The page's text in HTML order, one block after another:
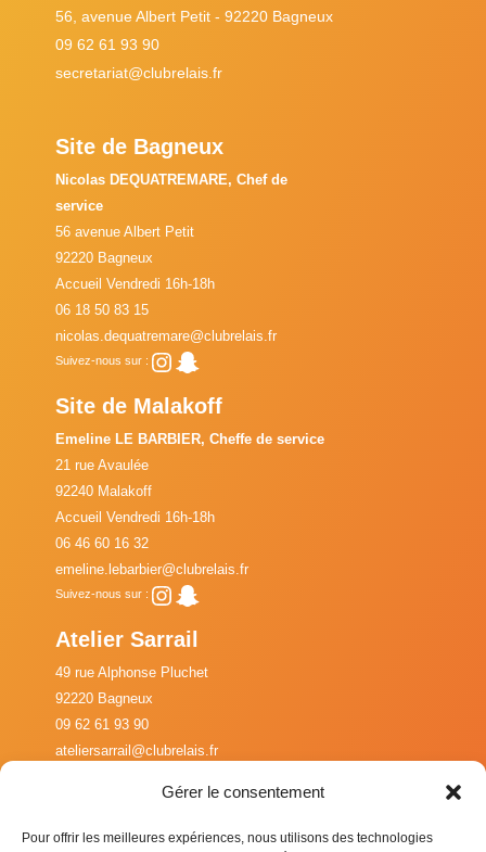
Gérer le consentement
Pour offrir les meilleures expériences, nous utilisons des technologies
56, avenue Albert Petit - 92220 Bagneux
09 62 61 93 90
secretariat@clubrelais.fr
Site de Bagneux
Nicolas DEQUATREMARE, Chef de
service
56 avenue Albert Petit
92220 Bagneux
Accueil Vendredi 16h-18h
06 18 50 83 15
nicolas.dequatremare@clubrelais.fr
Suivez-nous sur : Instagram
Snapchat
Site de Malakoff
Emeline LE BARBIER, Cheffe de service
21 rue Avaulée
92240 Malakoff
Accueil Vendredi 16h-18h
06 46 60 16 32
emeline.lebarbier@clubrelais.fr
Suivez-nous sur : Instagram
Snapchat
Atelier Sarrail
49 rue Alphonse Pluchet
92220 Bagneux
09 62 61 93 90
ateliersarrail@clubrelais.fr